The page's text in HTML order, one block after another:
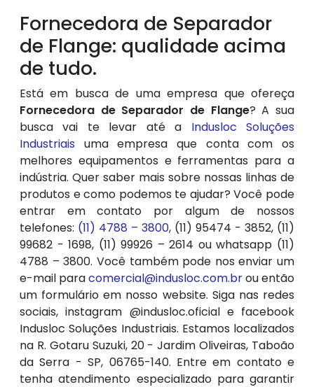
Fornecedora de Separador
de Flange: qualidade acima
de tudo.
Está em busca de uma empresa que ofereça
Fornecedora de Separador de Flange? A sua
busca vai te levar até a Indusloc Soluções
Industriais uma empresa que conta com os
melhores equipamentos e ferramentas para a
indústria. Quer saber mais sobre nossas linhas de
produtos e como podemos te ajudar? Você pode
entrar em contato por algum de nossos
telefones: (11) 4788 – 3800, (11) 95474 - 3852, (11)
99682 - 1698, (11) 99926 – 2614 ou whatsapp (11)
4788 – 3800. Você também pode nos enviar um
e-mail paracomercial@indusloc.com.brou então
um formulário em nosso website. Siga nas redes
sociais, instagram @indusloc.oficial e facebook
Indusloc Soluções Industriais. Estamos localizados
na R. Gotaru Suzuki, 20 - Jardim Oliveiras, Taboão
da Serra - SP, 06765-140. Entre em contato e
tenha atendimento especializado para garantir